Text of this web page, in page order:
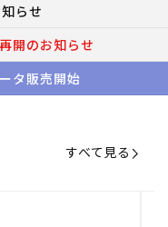
らせ
開のお知らせ
タ販売開始
すべて見る